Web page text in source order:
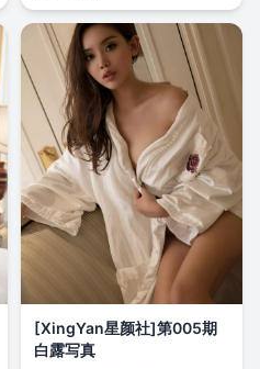
[XingYan星颜社]第005期
白露写真